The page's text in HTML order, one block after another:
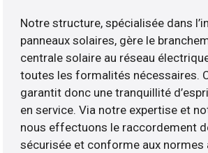
Notre structure, spécialisée dans
panneaux solaires, gère le
centrale solaire au réseau
toutes les formalités nécessaires.
garantit donc une tranquillité
en service. Via notre expertise et
nous effectuons le raccordement
sécurisée et conforme aux normes